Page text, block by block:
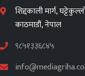
शिद्दकाली मार्ग,
काठमाडौं, नेपाल
९८५१३३६८४५